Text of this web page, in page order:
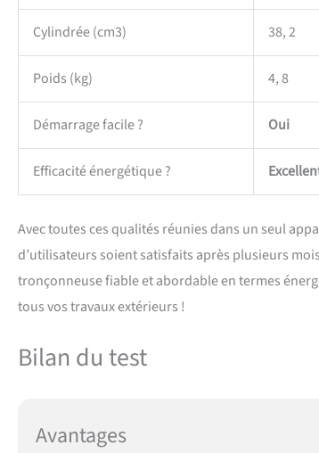
Cylindrée (cm3) 38, 2
Poids (kg) 4, 8
Démarrage facile ? Oui
Efficacité énergétique ?
Avec toutes ces qualités réunies dans un seul
d’utilisateurs soient satisfaits après plusieurs
tronçonneuse fiable et abordable en termes
tous vos travaux extérieurs !
Bilan du test
Avantages